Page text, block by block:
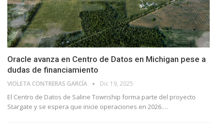
Oracle avanza en Centro de Datos en Michigan pese a
dudas de financiamiento
VIOLETA CONTRERAS GARCÍA Dic 19, 2025
El Centro de Datos de Saline Township forma parte del proyecto
Stargate y se espera que inicie operaciones en 2026.…